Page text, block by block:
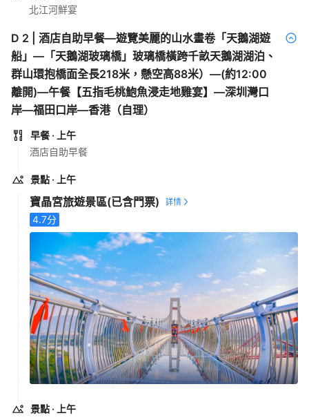
北江河鮮宴
D 2
酒店自助早餐—遊覽美麗的山水畫卷「天鵝湖遊
船」—「天鵝湖玻璃橋」玻璃橋橫跨千畝天鵝湖湖泊、
群山環抱橋面全長218米，懸空高88米）—(約12:00
離開)—午餐【五指毛桃鮑魚浸走地雞宴】—深圳灣口
岸—福田口岸—香港（自理）
早餐 · 上午
酒店自助早餐
景點 · 上午
寶晶宮旅遊景區(已含門票)
4.7分
景點 · 上午